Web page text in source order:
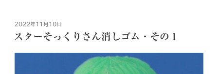
投
稿
日:
2022年11月10日
スターそっくりさん消しゴム・その１